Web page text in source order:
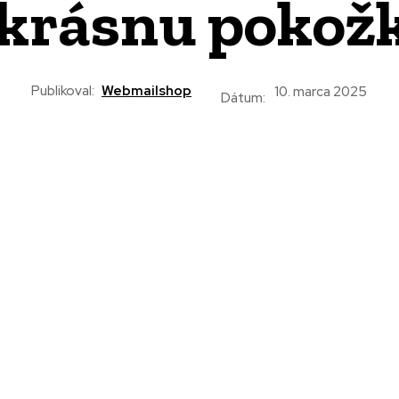
Publikoval: Webmailshop Dátum: 10. marca 2025